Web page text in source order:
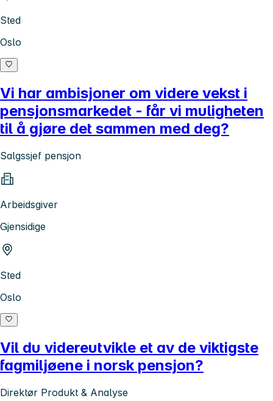
Sted
Oslo
Vi har ambisjoner om videre vekst i
pensjonsmarkedet - får vi muligheten
til å gjøre det sammen med deg?
Salgssjef pensjon
Arbeidsgiver
Gjensidige
Sted
Oslo
Vil du videreutvikle et av de viktigste
fagmiljøene i norsk pensjon?
Direktør Produkt & Analyse